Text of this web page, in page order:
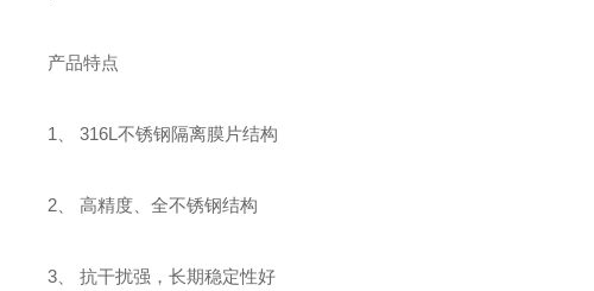
产品特点
1、 316L不锈钢隔离膜片结构
2、 高精度、全不锈钢结构
3、 抗干扰强，长期稳定性好